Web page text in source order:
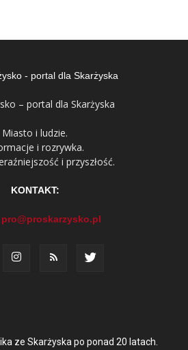
– portal dla Skarżyska
Miasto i ludzie.
i rozrywka.
i przyszłość.
KONTAKT:
pro@proskarzysko.pl
ze Skarżyska po ponad 20 latach.